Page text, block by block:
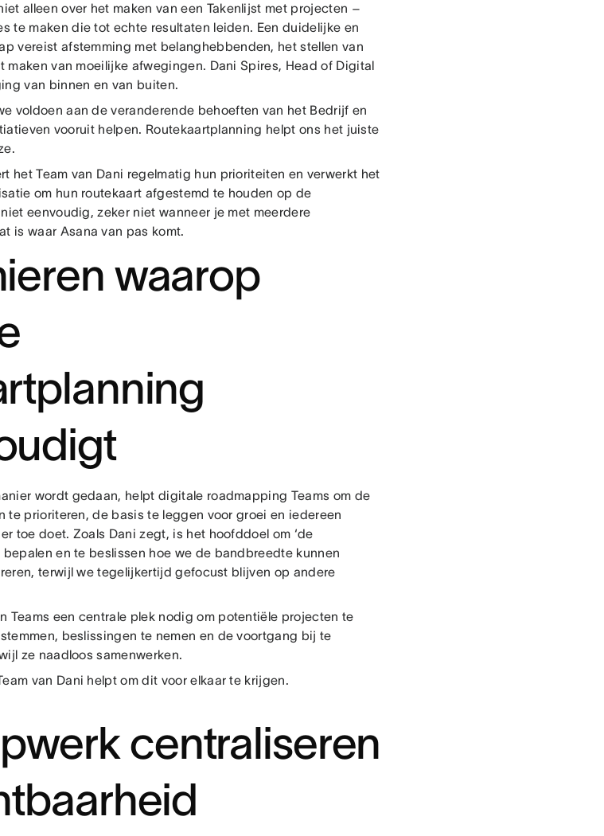
alleen over het maken van een Takenlijst met projecten –
te maken die tot echte resultaten leiden. Een duidelijke en
vereist afstemming met belanghebbenden, het stellen van
van moeilijke afwegingen. Dani Spires, Head of Digital
van binnen en van buiten.
voldoen aan de veranderende behoeften van het Bedrijf en
vooruit helpen. Routekaartplanning helpt ons het juiste
het Team van Dani regelmatig hun prioriteiten en verwerkt het
om hun routekaart afgestemd te houden op de
eenvoudig, zeker niet wanneer je met meerdere
is waar Asana van pas komt.
waarop
wordt gedaan, helpt digitale roadmapping Teams om de
te prioriteren, de basis te leggen voor groei en iedereen
toe doet. Zoals Dani zegt, is het hoofddoel om ‘de
en te beslissen hoe we de bandbreedte kunnen
terwijl we tegelijkertijd gefocust blijven op andere
Teams een centrale plek nodig om potentiële projecten te
beslissingen te nemen en de voortgang bij te
ze naadloos samenwerken.
van Dani helpt om dit voor elkaar te krijgen.
centraliseren